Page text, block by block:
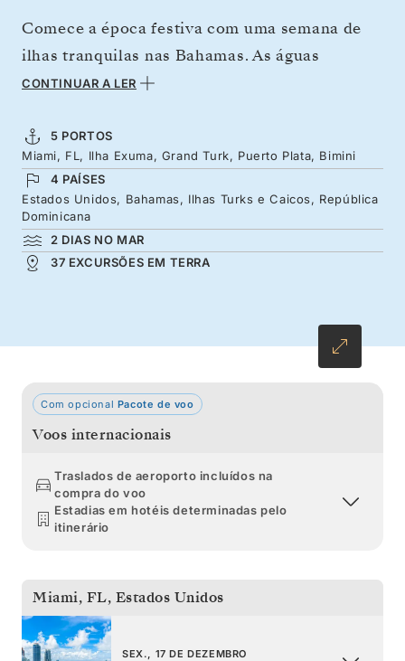
Comece a época festiva com uma semana de
ilhas tranquilas nas Bahamas. As águas
cristalinas de Miami são um convite à
raias e porcos a partilhar o espaço com os
viajantes aventureiros. Desfrute da areia
branca estonteante de Grand Turk e explore os
recifes de coral enquanto saboreia um cocktail
preparado com rum local. Explore as praias de
sonho da República Dominicana e os sabores
através das Bahamas na véspera de Natal.
CONTINUAR A LER
5 PORTOS
Miami, FL, Ilha Exuma, Grand Turk, Puerto Plata, Bimini
4 PAÍSES
Estados Unidos, Bahamas, Ilhas Turks e Caicos, República
Dominicana
2 DIAS NO MAR
37 EXCURSÕES EM TERRA
Com opcional Pacote de voo
Voos internacionais
Traslados de aeroporto incluídos na
compra do voo
Estadias em hotéis determinadas pelo
itinerário
Miami, FL, Estados Unidos
SEX., 17 DE DEZEMBRO